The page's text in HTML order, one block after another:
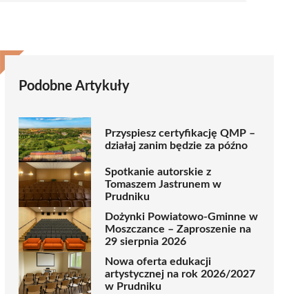
Podobne Artykuły
Przyspiesz certyfikację QMP –
działaj zanim będzie za późno
Spotkanie autorskie z
Tomaszem Jastrunem w
Prudniku
Dożynki Powiatowo-Gminne w
Moszczance – Zaproszenie na
29 sierpnia 2026
Nowa oferta edukacji
artystycznej na rok 2026/2027
w Prudniku